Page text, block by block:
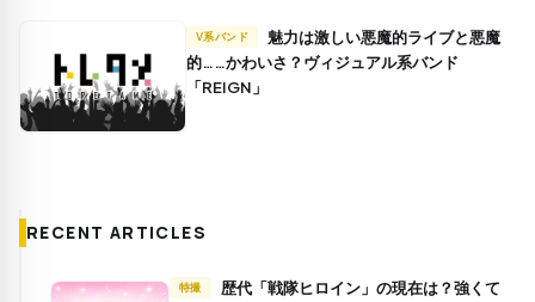
V系バンド
的……かわいさ？ヴィジュアル系バンド
「REIGN」
RECENT ARTICLES
特撮